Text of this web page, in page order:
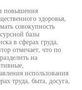
повышения
здоровья,
совокупность
базы
в сферах груда,
отмечает, что по
на
использования
труда, быта, досуга,